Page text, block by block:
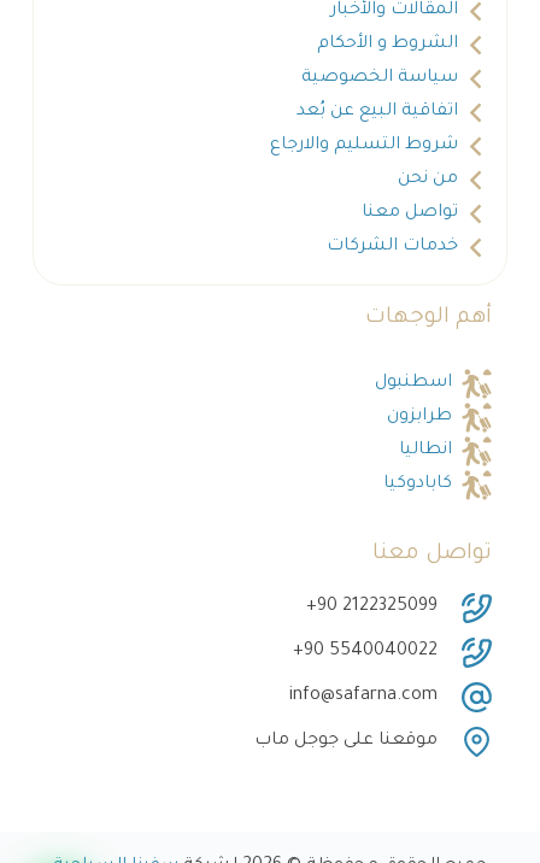
المقالات والأخبار
الشروط و الأحكام
سياسة الخصوصية
اتفاقية البيع عن بُعد
شروط التسليم والارجاع
من نحن
تواصل معنا
خدمات الشركات
أهم الوجهات
اسطنبول
طرابزون
انطاليا
كابادوكيا
تواصل معنا
‎+90 2122325099
‎+90 5540040022
info@safarna.com
موقعنا على جوجل ماب